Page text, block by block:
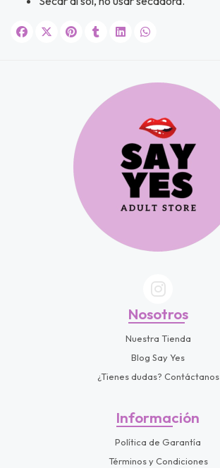
por
Nosotros
Nuestra Tienda
Blog Say Yes
¿Tienes dudas? Contáctanos
Información
Política de Garantía
Términos y Condiciones